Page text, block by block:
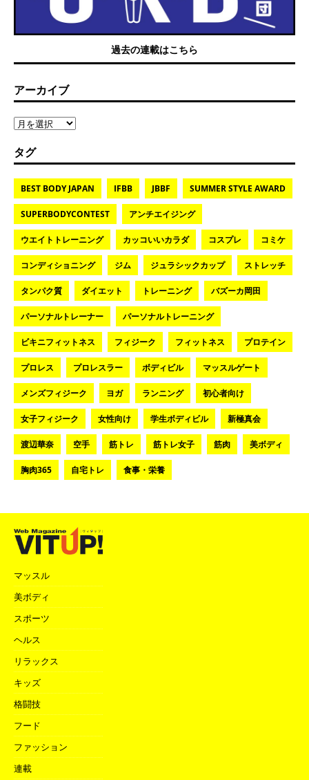
過去の連載はこちら
アーカイブ
タグ
BEST BODY JAPAN IFBB JBBF SUMMER STYLE AWARD
SUPERBODYCONTEST アンチエイジング
ウエイトトレーニング カッコいいカラダ コスプレ コミケ
コンディショニング ジム ジュラシックカップ ストレッチ
タンパク質 ダイエット トレーニング バズーカ岡田
パーソナルトレーナー パーソナルトレーニング
ビキニフィットネス フィジーク フィットネス プロテイン
プロレス プロレスラー ボディビル マッスルゲート
メンズフィジーク ヨガ ランニング 初心者向け
女子フィジーク 女性向け 学生ボディビル 新極真会
渡辺華奈 空手 筋トレ 筋トレ女子 筋肉 美ボディ
胸肉365 自宅トレ 食事・栄養
マッスル
美ボディ
スポーツ
ヘルス
リラックス
キッズ
格闘技
フード
ファッション
連載